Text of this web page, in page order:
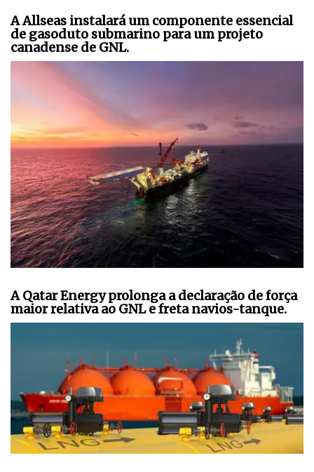
A Allseas instalará um componente essencial
de gasoduto submarino para um projeto
canadense de GNL.
A Qatar Energy prolonga a declaração de força
maior relativa ao GNL e freta navios-tanque.